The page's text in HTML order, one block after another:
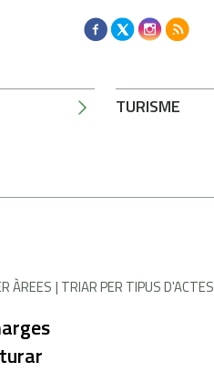
TURISME
ÀREES TRIAR PER TIPUS D'ACTES